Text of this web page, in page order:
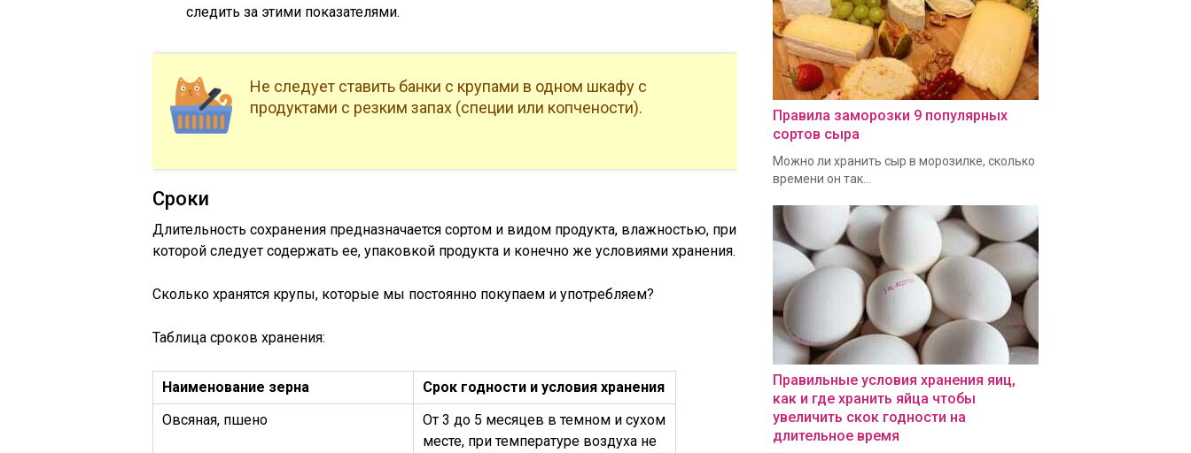
следить за этими показателями.
Не следует ставить банки с крупами в одном шкафу с
продуктами с резким запах (специи или копчености).
Сроки
Длительность сохранения предназначается сортом и видом продукта, влажностью, при
которой следует содержать ее, упаковкой продукта и конечно же условиями хранения.
Сколько хранятся крупы, которые мы постоянно покупаем и употребляем?
Таблица сроков хранения:
Наименование зерна
Срок годности и условия хранения
Овсяная, пшено
От 3 до 5 месяцев в темном и сухом
месте, при температуре воздуха не
Правила заморозки 9 популярных
сортов сыра
Можно ли хранить сыр в морозилке, сколько
времени он так...
Правильные условия хранения яиц,
как и где хранить яйца чтобы
увеличить скок годности на
длительное время